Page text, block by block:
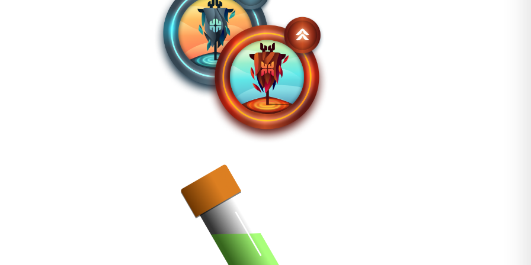
mucho más rígida, resistente a golpes y extremadamente ligera, que permite un mejor sistema de ventilación.
y el exoesqueleto crea resistencia a la acción mecánica ejercida por un impacto y disipa la energía